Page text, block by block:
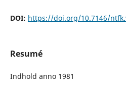
DOI: https://doi.org/10.7146/
Resumé
Indhold anno 1981